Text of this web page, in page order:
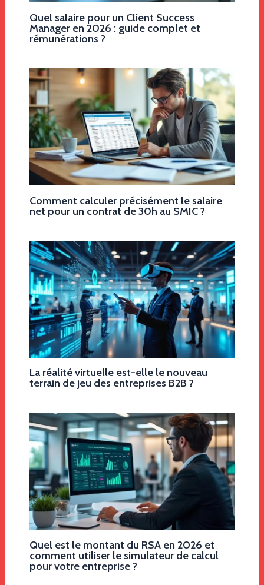
Quel salaire pour un Client Success
Manager en 2026 : guide complet et
rémunérations ?
Comment calculer précisément le salaire
net pour un contrat de 30h au SMIC ?
La réalité virtuelle est-elle le nouveau
terrain de jeu des entreprises B2B ?
Quel est le montant du RSA en 2026 et
comment utiliser le simulateur de calcul
pour votre entreprise ?